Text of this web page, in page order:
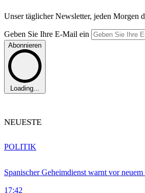
Unser täglicher Newsletter, jeden Morgen
Geben Sie Ihre E-Mail ein
Abonnieren
Loading...
NEUESTE
Spanischer Geheimdienst warnt vor
17:42
POLITIK